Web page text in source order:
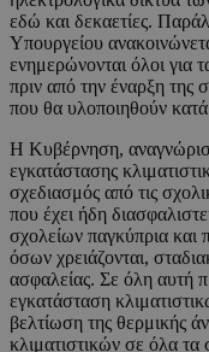
εδώ και δεκαετίες.
Υπουργείου
ενημερώνονται όλοι για
πριν από την έναρξη της
που θα υλοποιηθούν
Η Κυβέρνηση,
εγκατάστασης
σχεδιασμός από τις
που έχει ήδη
σχολείων παγκύπρια
όσων χρειάζονται,
ασφαλείας. Σε όλη αυτή
εγκατάσταση
βελτίωση της θερμικής
κλιματιστικών σε όλα τα